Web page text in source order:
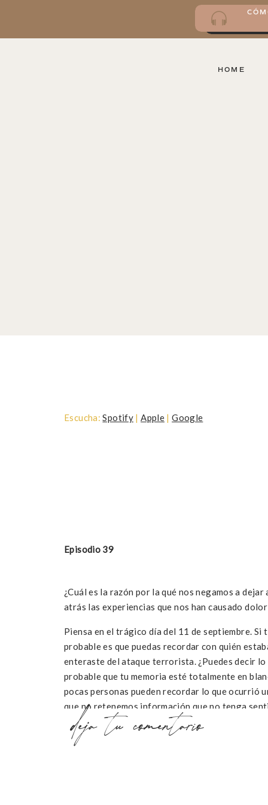
HOME
Escucha:Spotify |Apple |Google
Episodio 39
¿Cuál es la razón por la qué nos negamos a
atrás las experiencias que nos han causado
Piensa en el trágico día del 11 de septiembre. Si
probable es que puedas recordar con quién
enteraste del ataque terrorista. ¿Puedes decir
probable que tu memoria esté totalmente en
pocas personas pueden recordar lo que ocurrió
que no retenemos información que no tenga
La información con emoción deja una
por la que muchas de nuestras creencias
deja tu comentario